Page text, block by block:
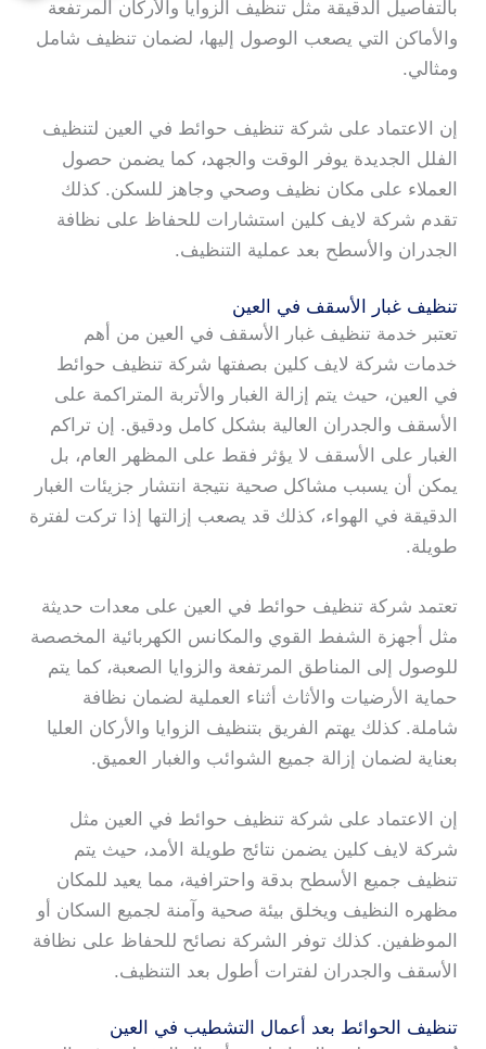
بالتفاصيل الدقيقة مثل تنظيف الزوايا والأركان المرتفعة
والأماكن التي يصعب الوصول إليها، لضمان تنظيف شامل
ومثالي.
إن الاعتماد على شركة تنظيف حوائط في العين لتنظيف
الفلل الجديدة يوفر الوقت والجهد، كما يضمن حصول
العملاء على مكان نظيف وصحي وجاهز للسكن. كذلك
تقدم شركة لايف كلين استشارات للحفاظ على نظافة
الجدران والأسطح بعد عملية التنظيف.
تنظيف غبار الأسقف في العين
تعتبر خدمة تنظيف غبار الأسقف في العين من أهم
خدمات شركة لايف كلين بصفتها شركة تنظيف حوائط
في العين، حيث يتم إزالة الغبار والأتربة المتراكمة على
الأسقف والجدران العالية بشكل كامل ودقيق. إن تراكم
الغبار على الأسقف لا يؤثر فقط على المظهر العام، بل
يمكن أن يسبب مشاكل صحية نتيجة انتشار جزيئات الغبار
الدقيقة في الهواء، كذلك قد يصعب إزالتها إذا تركت لفترة
طويلة.
تعتمد شركة تنظيف حوائط في العين على معدات حديثة
مثل أجهزة الشفط القوي والمكانس الكهربائية المخصصة
للوصول إلى المناطق المرتفعة والزوايا الصعبة، كما يتم
حماية الأرضيات والأثاث أثناء العملية لضمان نظافة
شاملة. كذلك يهتم الفريق بتنظيف الزوايا والأركان العليا
بعناية لضمان إزالة جميع الشوائب والغبار العميق.
إن الاعتماد على شركة تنظيف حوائط في العين مثل
شركة لايف كلين يضمن نتائج طويلة الأمد، حيث يتم
تنظيف جميع الأسطح بدقة واحترافية، مما يعيد للمكان
مظهره النظيف ويخلق بيئة صحية وآمنة لجميع السكان أو
الموظفين. كذلك توفر الشركة نصائح للحفاظ على نظافة
الأسقف والجدران لفترات أطول بعد التنظيف.
تنظيف الحوائط بعد أعمال التشطيب في العين